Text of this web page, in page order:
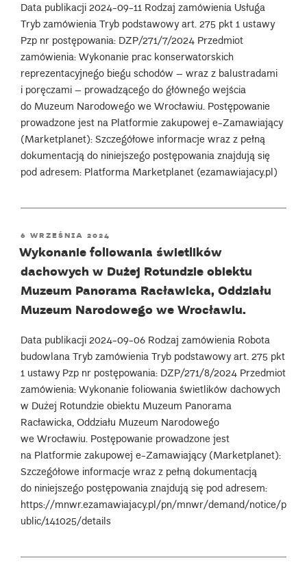
Data publikacji 2024-09-11 Rodzaj zamówienia Usługa
Tryb zamówienia Tryb podstawowy art. 275 pkt 1 ustawy
Pzp nr postępowania: DZP/271/7/2024 Przedmiot
zamówienia: Wykonanie prac konserwatorskich
reprezentacyjnego biegu schodów – wraz z balustradami
i poręczami – prowadzącego do głównego wejścia
do Muzeum Narodowego we Wrocławiu. Postępowanie
prowadzone jest na Platformie zakupowej e-Zamawiający
(Marketplanet): Szczegółowe informacje wraz z pełną
dokumentacją do niniejszego postępowania znajdują się
pod adresem: Platforma Marketplanet (ezamawiajacy.pl)
POSTED
ON
6 WRZEŚNIA 2024
Wykonanie foliowania świetlików
dachowych w Dużej Rotundzie obiektu
Muzeum Panorama Racławicka, Oddziału
Muzeum Narodowego we Wrocławiu.
Data publikacji 2024-09-06 Rodzaj zamówienia Robota
budowlana Tryb zamówienia Tryb podstawowy art. 275 pkt
1 ustawy Pzp nr postępowania: DZP/271/8/2024 Przedmiot
zamówienia: Wykonanie foliowania świetlików dachowych
w Dużej Rotundzie obiektu Muzeum Panorama
Racławicka, Oddziału Muzeum Narodowego
we Wrocławiu. Postępowanie prowadzone jest
na Platformie zakupowej e-Zamawiający (Marketplanet):
Szczegółowe informacje wraz z pełną dokumentacją
do niniejszego postępowania znajdują się pod adresem:
https://mnwr.ezamawiajacy.pl/pn/mnwr/demand/notice/p
ublic/141025/details